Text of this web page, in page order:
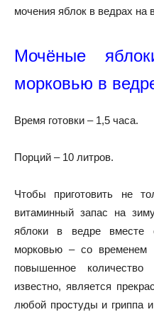
мочения яблок в ведрах на
Мочёные
морковью в
Время готовки – 1,5 часа.
Порций – 10 литров.
Чтобы приготовить не
витаминный запас на
яблоки в ведре вместе
морковью – со временем
повышенное
известно, является
любой простуды и гриппа